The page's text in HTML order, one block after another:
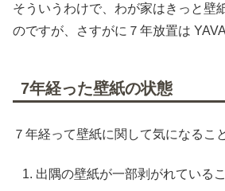
そういうわけで、わが家はきっと壁
のですが、さすがに７年放置は
7年経った壁紙の状態
７年経って壁紙に関して気になるこ
出隅の壁紙が一部剥がれているこ